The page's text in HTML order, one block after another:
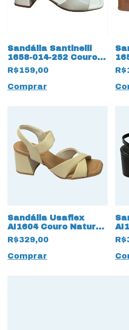
Sandália Santinelli
1658-014-252 Couro
Natural
R$159,00
Comprar
Sandália Usaflex
AI1604 Couro Natural
com salto Bloco
Creme
R$329,00
Comprar